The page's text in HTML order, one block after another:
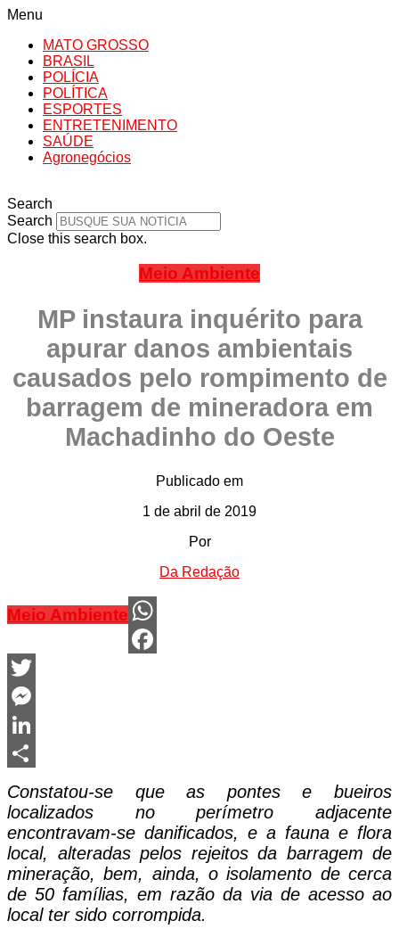
Menu
MATO GROSSO
BRASIL
POLÍCIA
POLÍTICA
ESPORTES
ENTRETENIMENTO
SAÚDE
Agronegócios
Search
Search
Close this search box.
Meio Ambiente
MP instaura inquérito para
apurar danos ambientais
causados pelo rompimento de
barragem de mineradora em
Machadinho do Oeste
Publicado em
1 de abril de 2019
Por
Da Redação
Meio Ambiente
WhatsApp
Facebook
Twitter
Messenger
LinkedIn
Constatou-se que as pontes e bueiros
localizados no perímetro adjacente
encontravam-se danificados, e a fauna e flora
local, alteradas pelos rejeitos da barragem de
mineração, bem, ainda, o isolamento de cerca
de 50 famílias, em razão da via de acesso ao
local ter sido corrompida.